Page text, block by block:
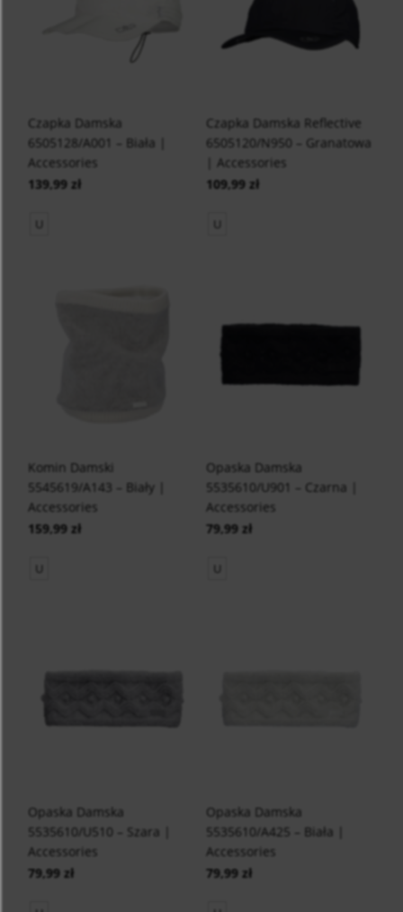
Czapka Damska
6505128/A001 – Biała |
Accessories
139,99 zł
Czapka Damska Reflective
6505120/N950 – Granatowa
| Accessories
109,99 zł
Komin Damski
5545619/A143 – Biały |
Accessories
159,99 zł
Opaska Damska
5535610/U901 – Czarna |
Accessories
79,99 zł
Opaska Damska
5535610/U510 – Szara |
Accessories
79,99 zł
Opaska Damska
5535610/A425 – Biała |
Accessories
79,99 zł